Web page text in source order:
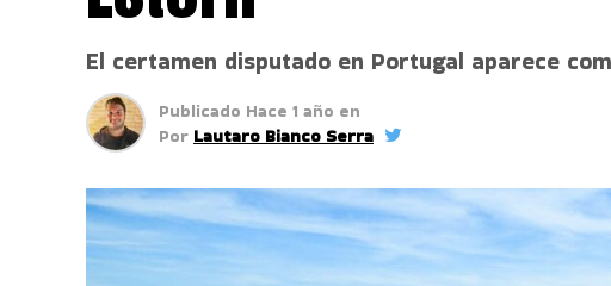
El certamen disputado en Portugal aparece
Publicado Hace 1 año en
Por Lautaro Bianco Serra